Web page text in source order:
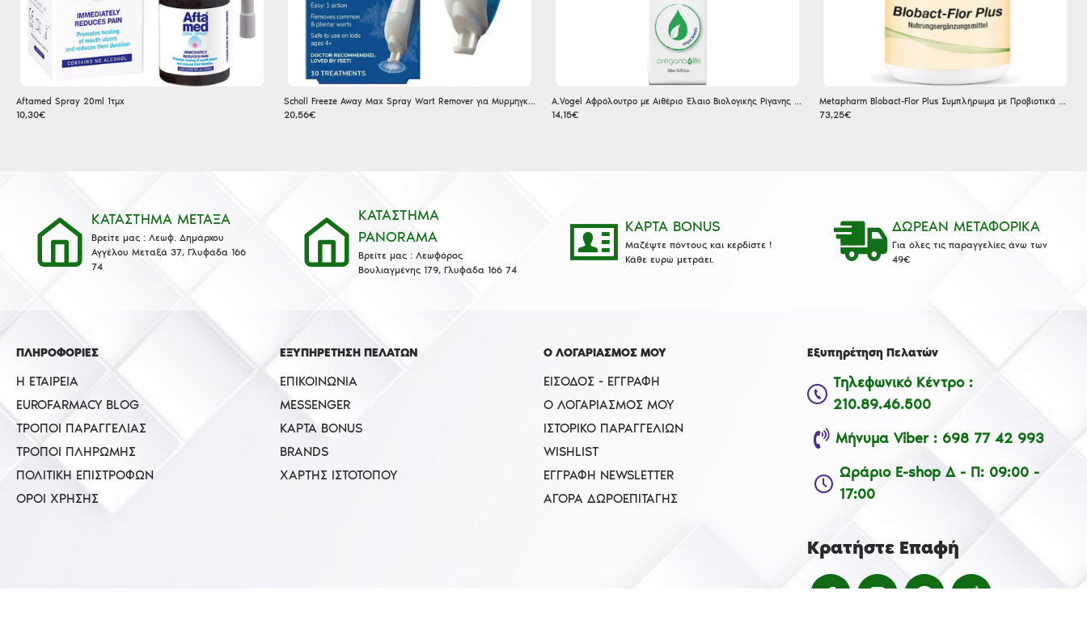
Aftamed Spray 20ml 1τμχ
10,30€
Scholl Freeze Away Max Spray Wart Remover για Μυρμηγκιές
20,56€
A.Vogel Αφρόλουτρο με Αιθέριο Έλαιο Βιολογικής Ρίγανης Αντισηπτικό 200ml
14,15€
Metapharm Blobact-Flor Plus Συμπλήρωμα με Προβιοτικά 90 κάψουλες
73,25€
ΚΑΤΑΣΤΗΜΑ ΜΕΤΑΞΑ
Βρείτε μας : Λεωφ. Δημάρχου
Αγγέλου Μεταξά 37, Γλυφάδα 166
74
ΚΑΤΑΣΤΗΜΑ
PANORAMA
Βρείτε μας : Λεωφόρος
Βουλιαγμένης 179, Γλυφάδα 166 74
ΚΑΡΤΑ BONUS
Μαζέψτε πόντους και κερδίστε !
Κάθε ευρώ μετράει.
ΔΩΡΕΑΝ ΜΕΤΑΦΟΡΙΚΑ
Για όλες τις παραγγελίες άνω των
49€
ΠΛΗΡΟΦΟΡΙΕΣ
Η ΕΤΑΙΡΕΊΑ
EUROFARMACY BLOG
ΤΡΌΠΟΙ ΠΑΡΑΓΓΕΛΊΑΣ
ΤΡΌΠΟΙ ΠΛΗΡΩΜΉΣ
ΠΟΛΙΤΙΚΉ ΕΠΙΣΤΡΟΦΏΝ
ΌΡΟΙ ΧΡΉΣΗΣ
ΕΞΥΠΗΡΕΤΗΣΗ ΠΕΛΑΤΩΝ
ΕΠΙΚΟΙΝΩΝΊΑ
MESSENGER
ΚΆΡΤΑ BONUS
BRANDS
ΧΆΡΤΗΣ ΙΣΤΌΤΟΠΟΥ
Ο ΛΟΓΑΡΙΑΣΜΟΣ ΜΟΥ
ΕΊΣΟΔΟΣ - ΕΓΓΡΑΦΉ
Ο ΛΟΓΑΡΙΑΣΜΌΣ ΜΟΥ
ΙΣΤΟΡΙΚΌ ΠΑΡΑΓΓΕΛΙΏΝ
WISHLIST
ΕΓΓΡΑΦΉ NEWSLETTER
ΑΓΟΡΆ ΔΩΡΟΕΠΙΤΑΓΉΣ
Εξυπηρέτηση Πελατών
Τηλεφωνικό Κέντρο :
210.89.46.500
Μήνυμα Viber : 698 77 42 993
Ωράριο E-shop Δ - Π: 09:00 -
17:00
Κρατήστε Επαφή